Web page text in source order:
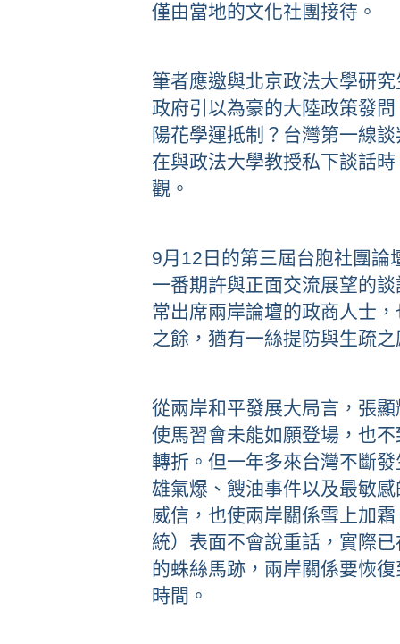
僅由當地的文化社團接待。
筆者應邀與北京政法大學研
政府引以為豪的大陸政策發
陽花學運抵制？台灣第一線
在與政法大學教授私下談話
觀。
9月12日的第三屆台胞社團論
一番期許與正面交流展望的
常出席兩岸論壇的政商人士
之餘，猶有一絲提防與生疏之
從兩岸和平發展大局言，張
使馬習會未能如願登場，也
轉折。但一年多來台灣不斷
雄氣爆、餿油事件以及最敏
威信，也使兩岸關係雪上加
統）表面不會說重話，實際
的蛛絲馬跡，兩岸關係要恢
時間。